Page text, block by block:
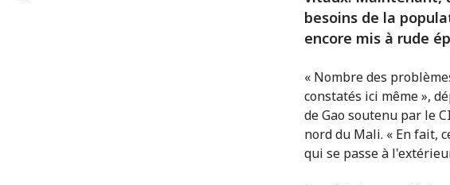
besoins de la
encore mis à rude
« Nombre des
constatés ici même »,
de Gao soutenu par le
nord du Mali. « En fait,
qui se passe à